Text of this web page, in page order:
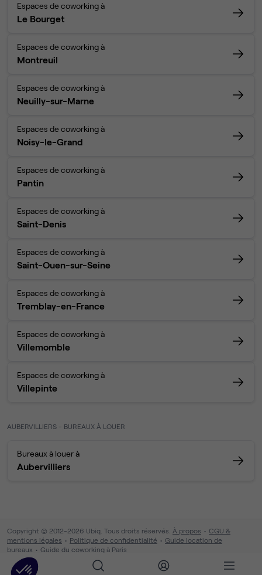
Espaces de coworking à
Le Bourget
Espaces de coworking à
Montreuil
Espaces de coworking à
Neuilly-sur-Marne
Espaces de coworking à
Noisy-le-Grand
Espaces de coworking à
Pantin
Espaces de coworking à
Saint-Denis
Espaces de coworking à
Saint-Ouen-sur-Seine
Espaces de coworking à
Tremblay-en-France
Espaces de coworking à
Villemomble
Espaces de coworking à
Villepinte
AUBERVILLIERS - BUREAUX À LOUER
Bureaux à louer à
Aubervilliers
Copyright © 2012-2026 Ubiq. Tous droits réservés. À propos
CGU &
mentions légales
Politique de confidentialité
Guide location de
bureaux
Guide du coworking à Paris